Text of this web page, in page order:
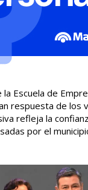
Escuela de
respuesta de los
refleja la
por el